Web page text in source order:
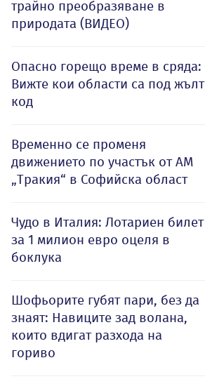
трайно преобразяване в
природата (ВИДЕО)
Опасно горещо време в сряда:
Вижте кои области са под жълт
код
Временно се променя
движението по участък от АМ
„Тракия“ в Софийска област
Чудо в Италия: Лотариен билет
за 1 милион евро оцеля в
боклука
Шофьорите губят пари, без да
знаят: Навиците зад волана,
които вдигат разхода на
гориво